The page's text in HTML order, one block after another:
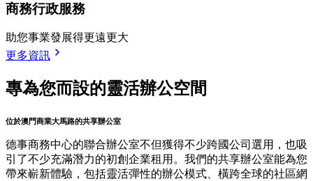
商務行政服務
助您事業發展得更遠更大
更多資訊
專為您而設的靈活辦公空間
位於澳門商業大馬路的共享辦公室
德事商務中心的聯合辦公室不但獲得不少跨國公司選用，也吸
引了不少充滿潛力的初創企業租用。我們的共享辦公室能為您
帶來嶄新體驗，包括靈活彈性的辦公模式、橫跨全球的社區網